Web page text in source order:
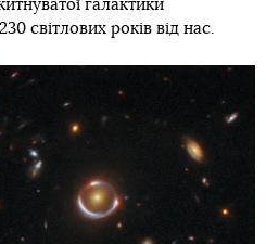
галактики
світлових років від нас.